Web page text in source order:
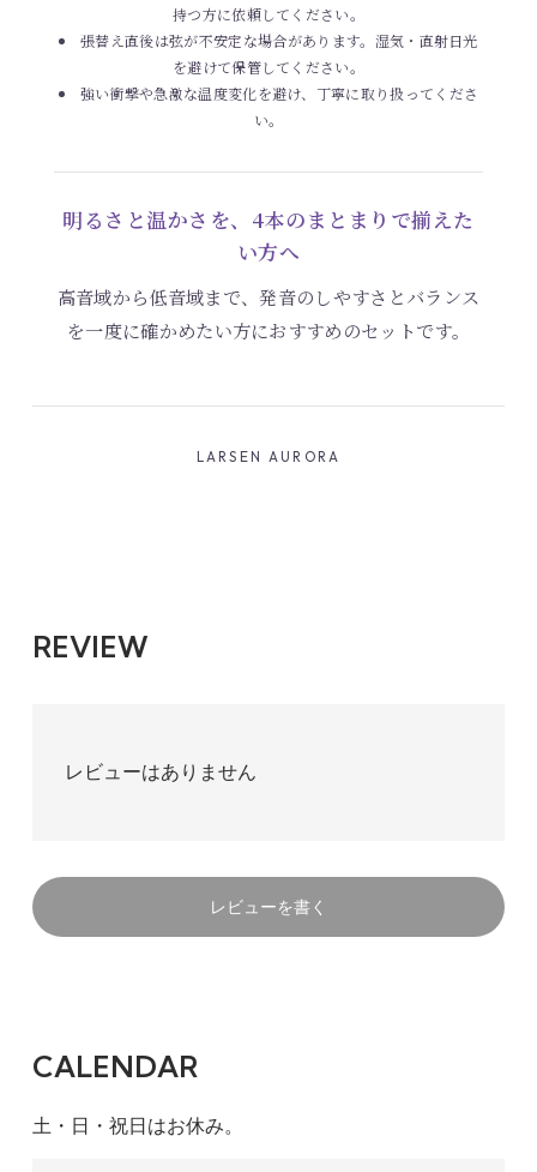
持つ方に依頼してください。
張替え直後は弦が不安定な場合があります。湿気・直射日光
を避けて保管してください。
強い衝撃や急激な温度変化を避け、丁寧に取り扱ってくださ
い。
明るさと温かさを、4本のまとまりで揃えた
い方へ
高音域から低音域まで、発音のしやすさとバランス
を一度に確かめたい方におすすめのセットです。
LARSEN AURORA
REVIEW
レビューはありません
レビューを書く
CALENDAR
土・日・祝日はお休み。